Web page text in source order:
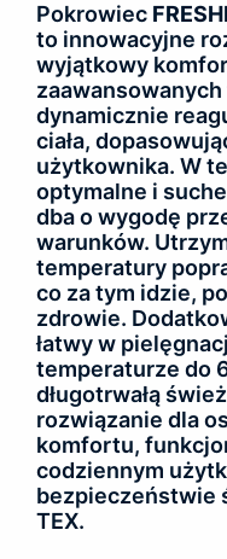
Pokrowiec
to innowacyjne
wyjątkowy
dynamicznie
ciała,
użytkownika. W
optymalne i
dba o wygodę
warunków.
temperatury
co za tym idzie,
zdrowie.
łatwy w
temperaturze do
długotrwałą
rozwiązanie dla
komfortu,
codziennym
bezpieczeństwie
TEX.